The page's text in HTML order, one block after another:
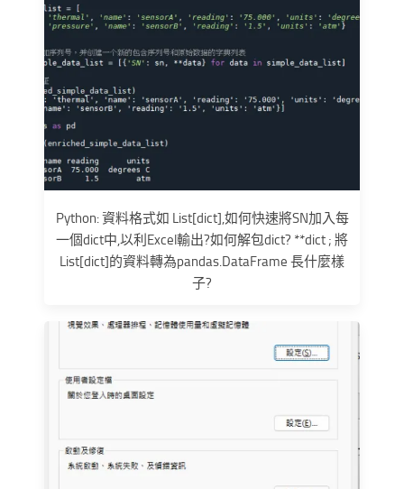
Python: 資料格式如 List[dict],如何快速將SN加入每
一個dict中,以利Excel輸出?如何解包dict? **dict ; 將
List[dict]的資料轉為pandas.DataFrame 長什麼樣
子?